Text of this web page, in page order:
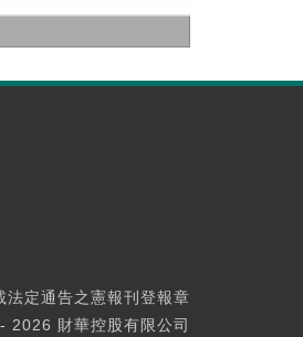
法定通告之憲報刊登報章
財華控股有限公司